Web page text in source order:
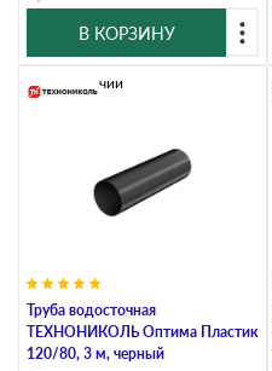
В КОРЗИНУ
Труба водосточная
ТЕХНОНИКОЛЬ Оптима Пластик
120/80, 3 м, черный
В наличии